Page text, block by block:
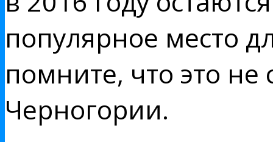
популярное место
помните, что это
Черногории.